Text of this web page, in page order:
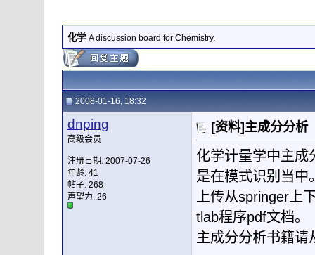
化学 A discussion board for Chemistry.
2008-01-16, 18:32
dnping
高级会员
注册日期: 2007-07-26
年龄: 41
帖子: 268
声望力: 26
[资料]主成分分析
化学计量学中主成
是在模式识别当中
上传从springer上
tlab程序pdf文档。
主成分分析书籍请